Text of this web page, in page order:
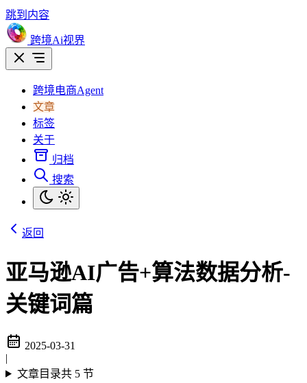
跳到内容
跨境Ai视界
跨境电商Agent
文章
标签
关于
归档
搜索
返回
亚马逊AI广告+算法数据分析-
关键词篇
2025-03-31
|
文章目录共 5 节